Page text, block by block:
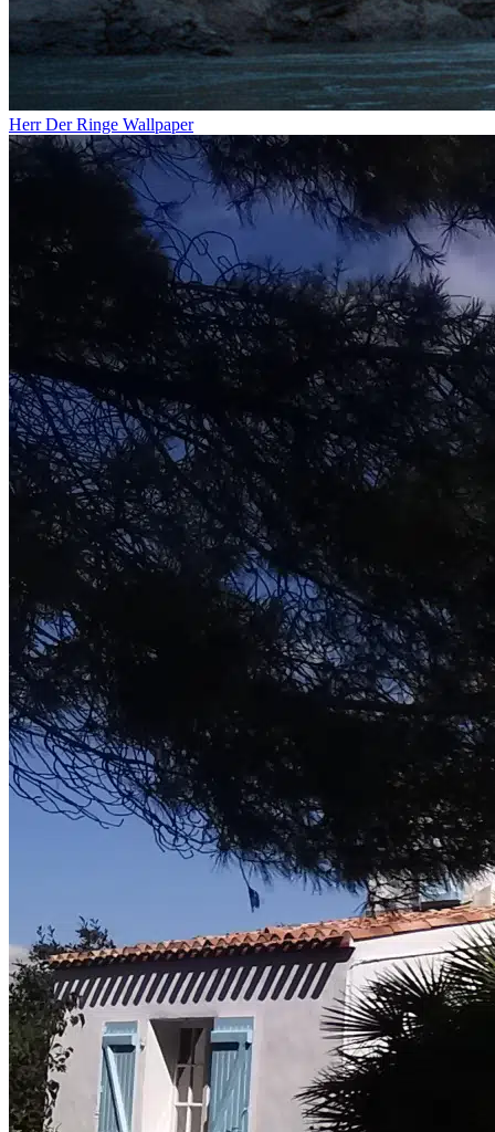
Herr Der Ringe Wallpaper